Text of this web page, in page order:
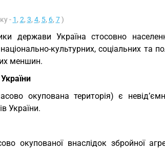
- 1 , 2, 3, 4, 5, 6, 7)
держави Україна стосовно
культурних, соціальних та
меншин.
окупована територія) є
України.
окупованої внаслідок збройної